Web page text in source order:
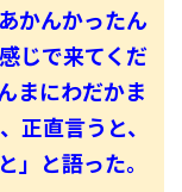
かんかったん
じで来てくだ
まにわだかま
正直言うと、
」と語った。